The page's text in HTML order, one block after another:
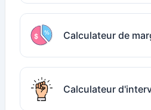
Calculateur de
Calculateur